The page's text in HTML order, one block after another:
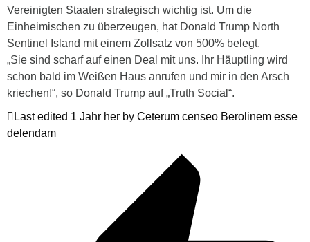
Vereinigten Staaten strategisch wichtig ist. Um die
Einheimischen zu überzeugen, hat Donald Trump North
Sentinel Island mit einem Zollsatz von 500% belegt.
„Sie sind scharf auf einen Deal mit uns. Ihr Häuptling wird
schon bald im Weißen Haus anrufen und mir in den Arsch
kriechen!“, so Donald Trump auf „Truth Social“.
Last edited 1 Jahr her by Ceterum censeo Berolinem esse
delendam